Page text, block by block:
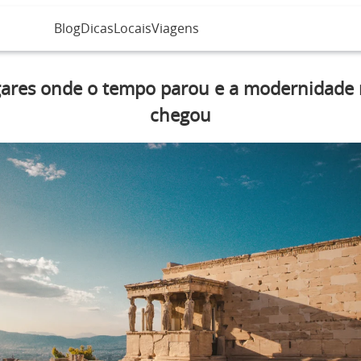
BlogDicas LocaisViagens
onde o tempo parou e a modernidade
chegou